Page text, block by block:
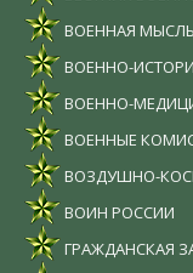
ВОЕННАЯ МЫСЛЬ
ВОЕННО-
ВОЕННО-
ВОЕННЫЕ
ВОЗДУШНО-
ВОИН РОССИИ
ГРАЖДАНСКАЯ